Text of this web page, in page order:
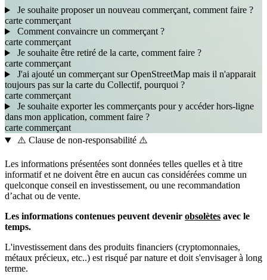
Je souhaite proposer un nouveau commerçant, comment faire ?
carte commerçant
Comment convaincre un commerçant ?
carte commerçant
Je souhaite être retiré de la carte, comment faire ?
carte commerçant
J'ai ajouté un commerçant sur OpenStreetMap mais il n'apparait
toujours pas sur la carte du Collectif, pourquoi ?
carte commerçant
Je souhaite exporter les commerçants pour y accéder hors-ligne
dans mon application, comment faire ?
carte commerçant
⚠️ Clause de non-responsabilité ⚠️
Les informations présentées sont données telles quelles et à titre
informatif et ne doivent être en aucun cas considérées comme un
quelconque conseil en investissement, ou une recommandation
d’achat ou de vente.
Les informations contenues peuvent devenir obsolètes avec le
temps.
L'investissement dans des produits financiers (cryptomonnaies,
métaux précieux, etc..) est risqué par nature et doit s'envisager à long
terme.